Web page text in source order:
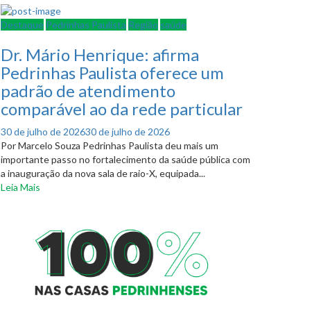
Destaque Pedrinhas Paulista Região saúde
Dr. Mário Henrique: afirma
Pedrinhas Paulista oferece um
padrão de atendimento
comparável ao da rede particular
Posted
on
30 de julho de 202630 de julho de 2026
Por Marcelo Souza Pedrinhas Paulista deu mais um
importante passo no fortalecimento da saúde pública com
a inauguração da nova sala de raio-X, equipada...
Leia Mais